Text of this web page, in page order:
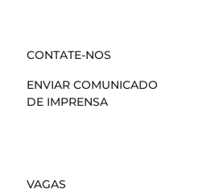
CONTATE-NOS
ENVIAR COMUNICADO
DE IMPRENSA
VAGAS